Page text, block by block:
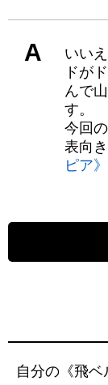
A
いい
ドが
んで
す。
今回
表向
ピア》
自分の《飛